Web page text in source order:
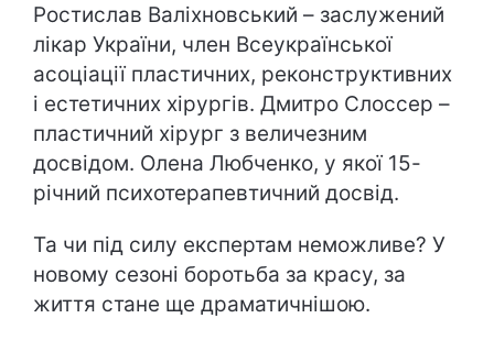
Ростислав Валіхновський – заслужений
лікар України, член Всеукраїнської
асоціації пластичних, реконструктивних
і естетичних хірургів. Дмитро Слоссер –
пластичний хірург з величезним
досвідом. Олена Любченко, у якої 15-
річний психотерапевтичний досвід.
Та чи під силу експертам неможливе? У
новому сезоні боротьба за красу, за
життя стане ще драматичнішою.